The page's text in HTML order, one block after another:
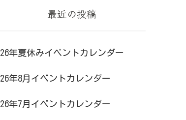
最近の投稿
26年夏休みイベントカレンダー
26年8月イベントカレンダー
26年7月イベントカレンダー